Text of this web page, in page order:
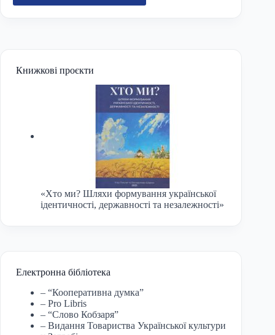
Книжкові проєкти
«Хто ми? Шляхи формування української
ідентичності, державності та незалежності»
Електронна бібліотека
– “Кооперативна думка”
– Pro Libris
– “Слово Кобзаря”
– Видання Товариства Української культури